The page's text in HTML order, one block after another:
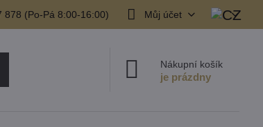
878​ (Po-Pá 8:00-16:00) Můj účet
Nákupní košík